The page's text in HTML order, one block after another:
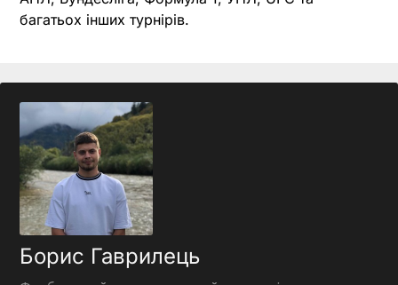
багатьох інших турнірів.
Борис Гаврилець